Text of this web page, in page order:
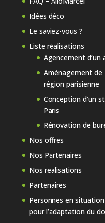
Idées déco
Le saviez-vous ?
Liste réalisations
Agencement
Aménagement de
région parisienne
Conception d’un
Paris
Rénovation de
Nos offres
Nos Partenaires
Nos realisations
Partenaires
Personnes en
pour l’adaptation du